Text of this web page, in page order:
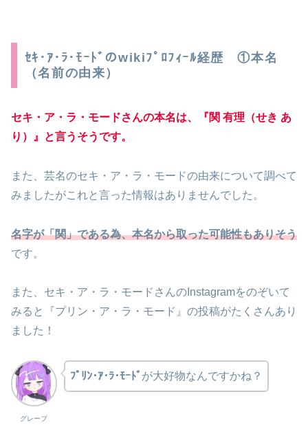
ｾｷ･ｱ･ﾗ･ﾓｰﾄﾞのwikiﾌﾟﾛﾌｨｰﾙ経歴 ①本名
（名前の由来）
セキ・ア・ラ・モードさんの本名は、『関 有理（せき あ
り）』と言うそうです。
また、芸名のセキ・ア・ラ・モードの由来について調べて
みましたがこれと言った情報はありませんでした。
名字が「関」である為、本名から取った可能性もありそう
です。
また、セキ・ア・ラ・モードさんのInstagramをのぞいて
みると『プリン・ア・ラ・モード』の投稿がたくさんあり
ました！
グレープ
ﾌﾟﾘﾝ･ｱ･ﾗ･ﾓｰﾄﾞが大好物なんですかね？